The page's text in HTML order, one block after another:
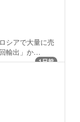
シアで大量に売
輸出」か…
1日前